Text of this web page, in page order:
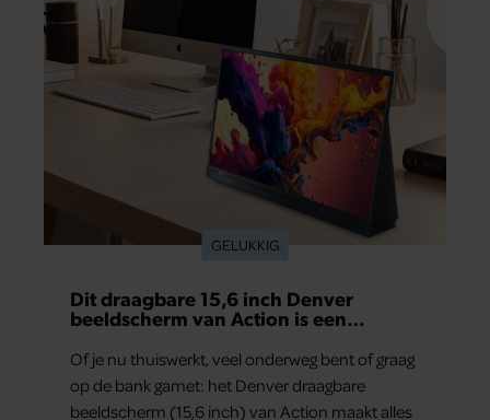
GELUKKIG
Dit draagbare 15,6 inch Denver
beeldscherm van Action is een
binge-watchers
Of je nu thuiswerkt, veel onderweg bent of graag
op de bank gamet: het Denver draagbare
beeldscherm (15,6 inch) van Action maakt alles